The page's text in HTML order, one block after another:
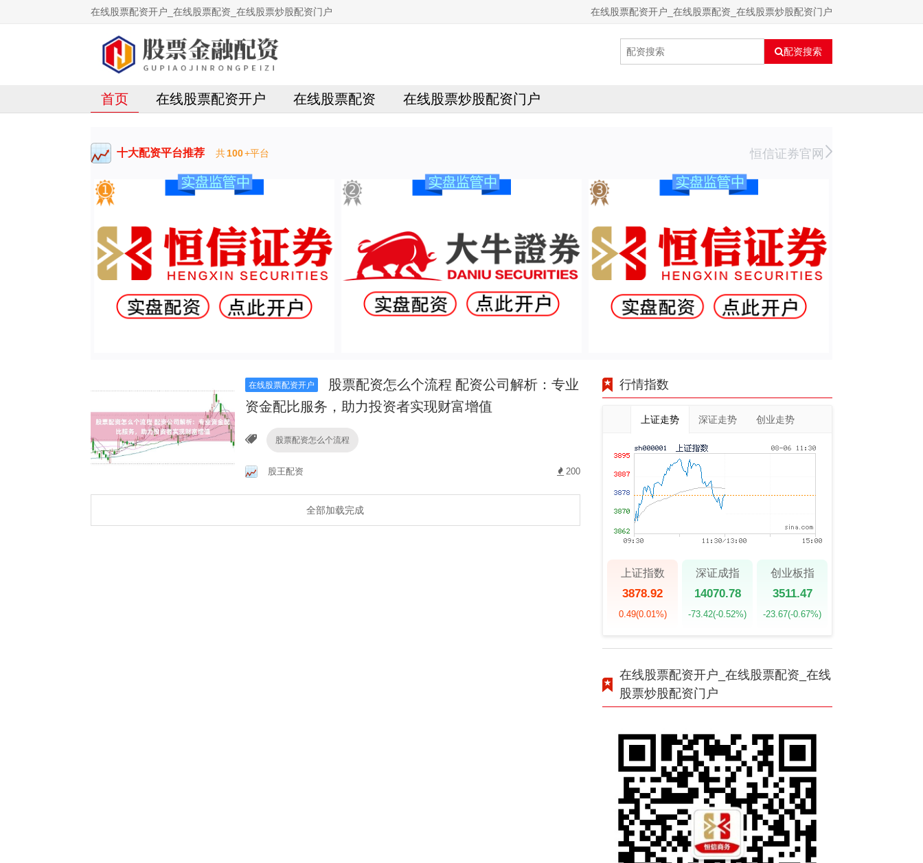
在线股票配资开户_在线股票配资_在线股票炒股配资门户 在线股票配资开户_在线股票配资_在线股票炒股配资门户
配资搜索
首页 在线股票配资开户 在线股票配资 在线股票炒股配资门户
十大配资平台推荐 共100+平台 恒信证券官网
在线股票配资开户
股票配资怎么个流程 配资公司解析：专业
资金配比服务，助力投资者实现财富增值
股票配资怎么个流程
股王配资 200
全部加载完成
行情指数
上证走势 深证走势 创业走势
上证指数
3878.92
0.49(0.01%)
深证成指
14070.78
-73.42(-0.52%)
创业板指
3511.47
-23.67(-0.67%)
在线股票配资开户_在线股票配资_在线
股票炒股配资门户